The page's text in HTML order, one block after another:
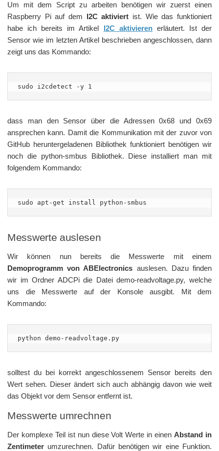
Um mit dem Script zu arbeiten benötigen wir zuerst einen
Raspberry Pi auf dem I2C aktiviert ist. Wie das funktioniert
habe ich bereits im Artikel I2C aktivierenerläutert. Ist der
Sensor wie im letzten Artikel beschrieben angeschlossen, dann
zeigt uns das Kommando:
sudo i2cdetect -y 1
dass man den Sensor über die Adressen 0x68 und 0x69
ansprechen kann. Damit die Kommunikation mit der zuvor von
GitHub heruntergeladenen Bibliothek funktioniert benötigen wir
noch die python-smbus Bibliothek. Diese installiert man mit
folgendem Kommando:
sudo apt-get install python-smbus
Messwerte auslesen
Wir können nun bereits die Messwerte mit einem
Demoprogramm von ABElectronics auslesen. Dazu finden
wir im Ordner ADCPi die Datei demo-readvoltage.py, welche
uns die Messwerte auf der Konsole ausgibt. Mit dem
Kommando:
python demo-readvoltage.py
solltest du bei korrekt angeschlossenem Sensor bereits den
Wert sehen. Dieser ändert sich auch abhängig davon wie weit
das Objekt vor dem Sensor entfernt ist.
Messwerte umrechnen
Der komplexe Teil ist nun diese Volt Werte in einenAbstand in
Zentimeter umzurechnen. Dafür benötigen wir eine Funktion.